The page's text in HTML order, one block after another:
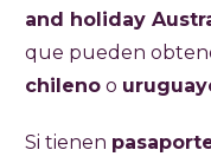
Para aplicar es
años, pasaporte
meses de
dos años de
and holiday
que pueden
chileno o
Si tienen